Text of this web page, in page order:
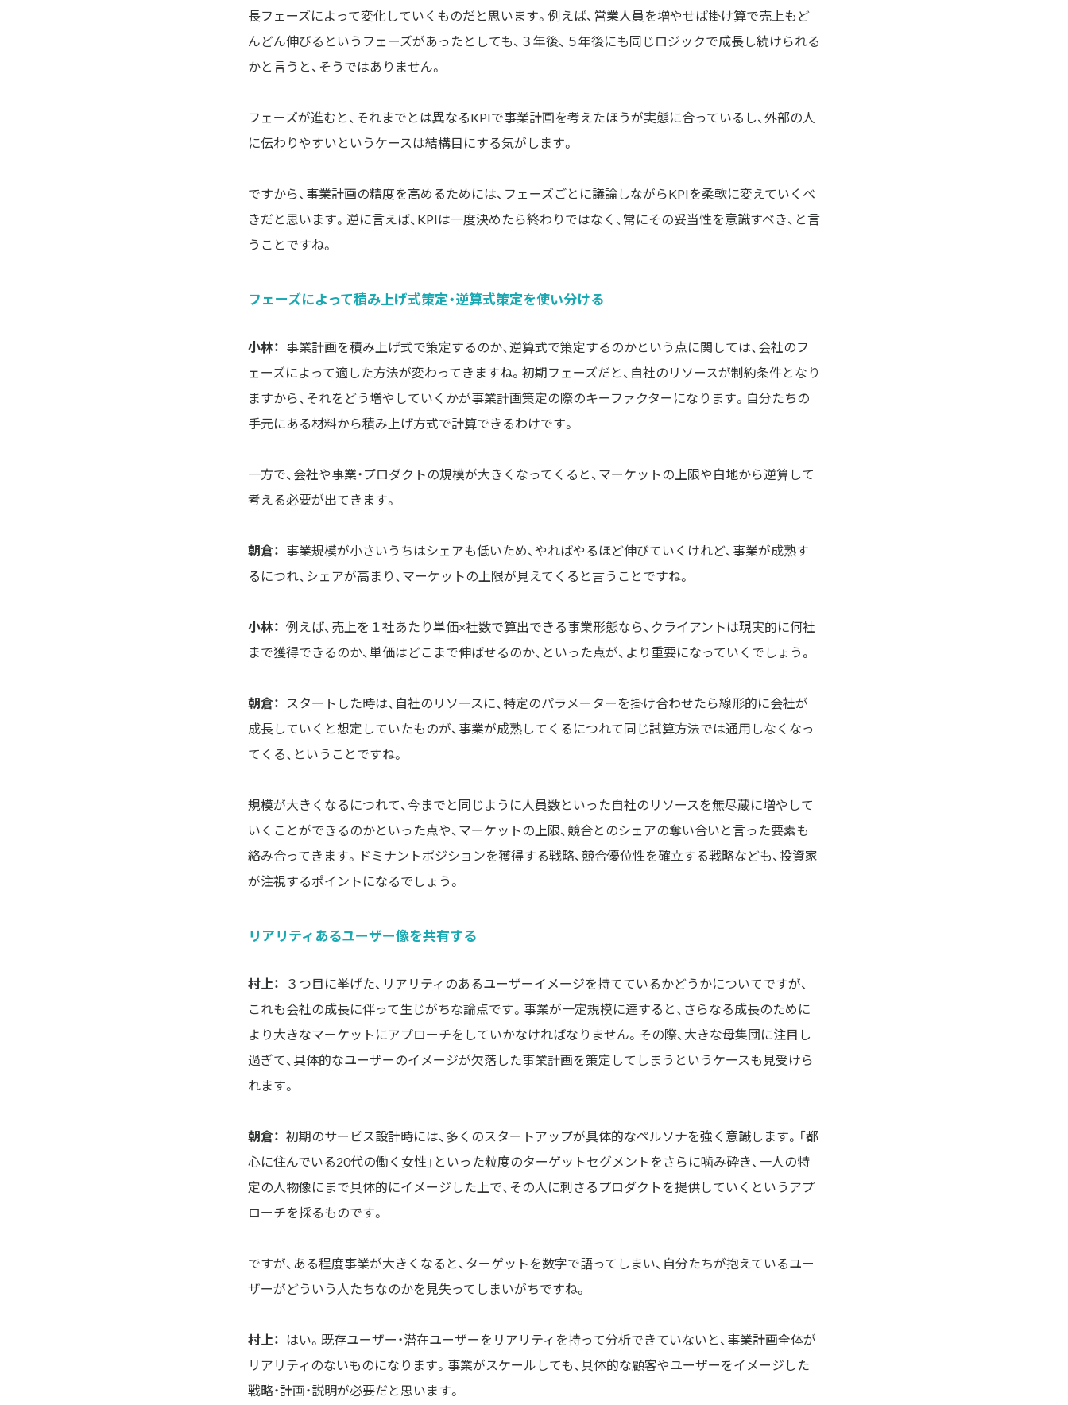
長フェーズによって変化していくものだと思います。例えば、営業人員を増やせば掛け算で売上もど
んどん伸びるというフェーズがあったとしても、３年後、５年後にも同じロジックで成長し続けられる
かと言うと、そうではありません。
フェーズが進むと、それまでとは異なるKPIで事業計画を考えたほうが実態に合っているし、外部の人
に伝わりやすいというケースは結構目にする気がします。
ですから、事業計画の精度を高めるためには、フェーズごとに議論しながらKPIを柔軟に変えていくべ
きだと思います。逆に言えば、KPIは一度決めたら終わりではなく、常にその妥当性を意識すべき、と言
うことですね。
フェーズによって積み上げ式策定・逆算式策定を使い分ける
小林： 事業計画を積み上げ式で策定するのか、逆算式で策定するのかという点に関しては、会社のフ
ェーズによって適した方法が変わってきますね。初期フェーズだと、自社のリソースが制約条件となり
ますから、それをどう増やしていくかが事業計画策定の際のキーファクターになります。自分たちの
手元にある材料から積み上げ方式で計算できるわけです。
一方で、会社や事業・プロダクトの規模が大きくなってくると、マーケットの上限や白地から逆算して
考える必要が出てきます。
朝倉： 事業規模が小さいうちはシェアも低いため、やればやるほど伸びていくけれど、事業が成熟す
るにつれ、シェアが高まり、マーケットの上限が見えてくると言うことですね。
小林： 例えば、売上を１社あたり単価×社数で算出できる事業形態なら、クライアントは現実的に何社
まで獲得できるのか、単価はどこまで伸ばせるのか、といった点が、より重要になっていくでしょう。
朝倉：
スタートした時は、自社のリソースに、特定のパラメーターを掛け合わせたら線形的に会社が
成長していくと想定していたものが、事業が成熟してくるにつれて同じ試算方法では通用しなくなっ
てくる、ということですね。
規模が大きくなるにつれて、今までと同じように人員数といった自社のリソースを無尽蔵に増やして
いくことができるのかといった点や、マーケットの上限、競合とのシェアの奪い合いと言った要素も
絡み合ってきます。ドミナントポジションを獲得する戦略、競合優位性を確立する戦略なども、投資家
が注視するポイントになるでしょう。
リアリティあるユーザー像を共有する
村上：
３つ目に挙げた、リアリティのあるユーザーイメージを持てているかどうかについてですが、
これも会社の成長に伴って生じがちな論点です。事業が一定規模に達すると、さらなる成長のために
より大きなマーケットにアプローチをしていかなければなりません。その際、大きな母集団に注目し
過ぎて、具体的なユーザーのイメージが欠落した事業計画を策定してしまうというケースも見受けら
れます。
朝倉： 初期のサービス設計時には、多くのスタートアップが具体的なペルソナを強く意識します。「都
心に住んでいる20代の働く女性」といった粒度のターゲットセグメントをさらに噛み砕き、一人の特
定の人物像にまで具体的にイメージした上で、その人に刺さるプロダクトを提供していくというアプ
ローチを採るものです。
ですが、ある程度事業が大きくなると、ターゲットを数字で語ってしまい、自分たちが抱えているユー
ザーがどういう人たちなのかを見失ってしまいがちですね。
村上： はい。既存ユーザー・潜在ユーザーをリアリティを持って分析できていないと、事業計画全体が
リアリティのないものになります。事業がスケールしても、具体的な顧客やユーザーをイメージした
戦略・計画・説明が必要だと思います。